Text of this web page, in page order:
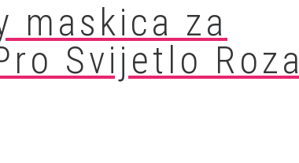
maskica za
Svijetlo Roza